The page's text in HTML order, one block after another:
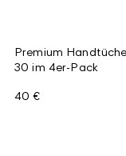
Premium
30 im 4er-Pack
40 €